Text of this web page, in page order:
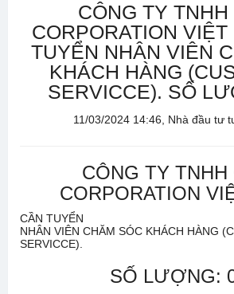
CÔNG TY TNHH
CORPORATION VIỆT
TUYỂN NHÂN VIÊN
KHÁCH HÀNG
SERVICCE). SỐ
11/03/2024 14:46, Nhà đầu tư
CÔNG TY TNHH
CORPORATION
CẦN TUYỂN
NHÂN VIÊN CHĂM SÓC KHÁCH HÀNG
SERVICCE).
SỐ LƯỢNG: